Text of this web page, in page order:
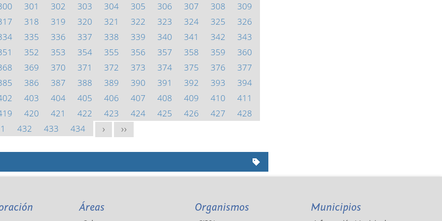
301 302 303 304 305 306 307 308
309
318 319 320 321 322 323 324 325
326
335 336 337 338 339 340 341 342
343
352 353 354 355 356 357 358 359
360
369 370 371 372 373 374 375 376
377
386 387 388 389 390 391 392 393
394
403 404 405 406 407 408 409 410
411
420 421 422 423 424 425 426 427
428
432 433 434 > >>
Áreas Organismos Municipios